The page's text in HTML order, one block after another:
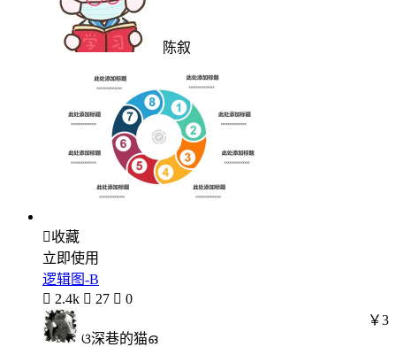
陈叙
收藏
立即使用
逻辑图-B
 2.4k  27  0
ଓ深巷的猫ഒ
￥3